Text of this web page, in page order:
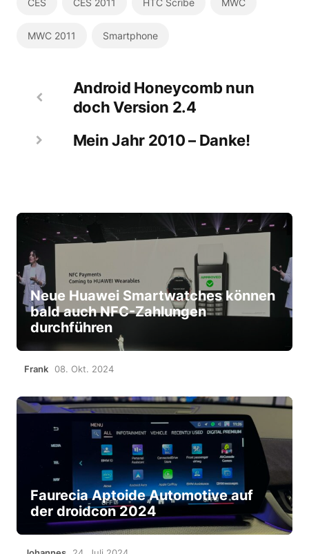
MWC 2011 Smartphone
Android Honeycomb nun
doch Version 2.4
Mein Jahr 2010 – Danke!
Neue Huawei Smartwatches können
bald auch NFC-Zahlungen
durchführen
Frank 08. Okt. 2024
Faurecia Aptoide Automotive auf
der droidcon 2024